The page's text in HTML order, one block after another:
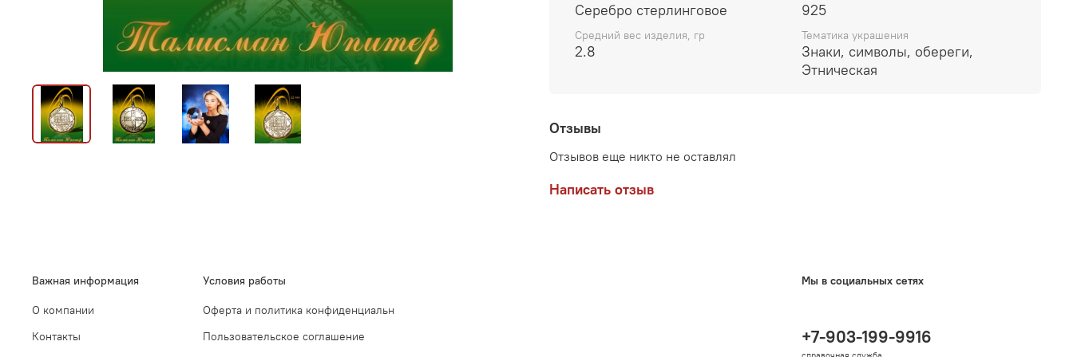
изменения в свою жизнь.
Серебро стерлинговое 925
Средний вес изделия, гр
2.8
Тематика украшения
Знаки, символы, обереги,
Этническая
Отзывы
Отзывов еще никто не оставлял
Написать отзыв
Важная информация
О компании
Контакты
Условия работы
Оферта и политика конфиденциальн
Пользовательское соглашение
Мы в социальных сетях
+7-903-199-9916